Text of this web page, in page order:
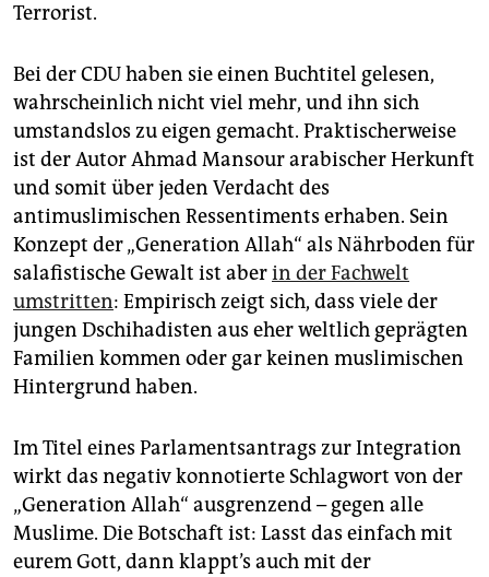
Terrorist.
Bei der CDU haben sie einen Buchtitel gelesen,
wahrscheinlich nicht viel mehr, und ihn sich
umstandslos zu eigen gemacht. Praktischerweise
ist der Autor Ahmad Mansour arabischer Herkunft
und somit über jeden Verdacht des
antimuslimischen Ressentiments erhaben. Sein
Konzept der „Generation Allah“ als Nährboden für
salafistische Gewalt ist aberin der Fachwelt
umstritten: Empirisch zeigt sich, dass viele der
jungen Dschihadisten aus eher weltlich geprägten
Familien kommen oder gar keinen muslimischen
Hintergrund haben.
Im Titel eines Parlamentsantrags zur Integration
wirkt das negativ konnotierte Schlagwort von der
„Generation Allah“ ausgrenzend – gegen alle
Muslime. Die Botschaft ist: Lasst das einfach mit
eurem Gott, dann klappt’s auch mit der